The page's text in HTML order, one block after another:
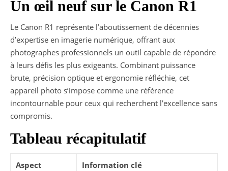
Un œil neuf sur le Canon R1
Le Canon R1 représente l’aboutissement de décennies
d’expertise en imagerie numérique, offrant aux
photographes professionnels un outil capable de répondre
à leurs défis les plus exigeants. Combinant puissance
brute, précision optique et ergonomie réfléchie, cet
appareil photo s’impose comme une référence
incontournable pour ceux qui recherchent l’excellence sans
compromis.
Tableau récapitulatif
Aspect Information clé